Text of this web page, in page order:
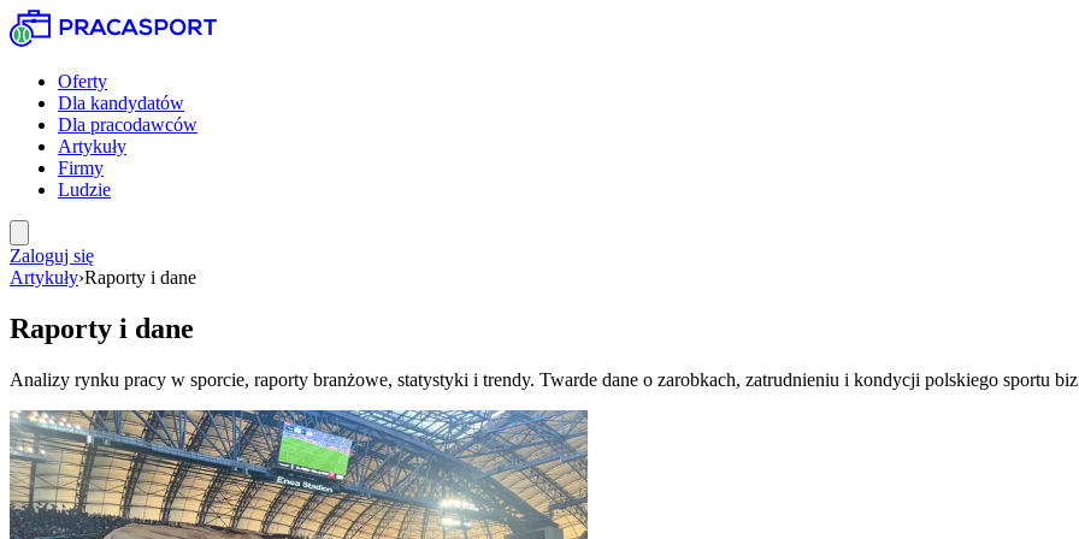
Oferty
Dla kandydatów
Dla pracodawców
Artykuły
Firmy
Ludzie
Zaloguj się
Artykuły›Raporty i dane
Raporty i dane
Analizy rynku pracy w sporcie, raporty branżowe, statystyki i trendy. Twarde dane o zarobkach, zatrudnieniu i kondycji polskiego sportu